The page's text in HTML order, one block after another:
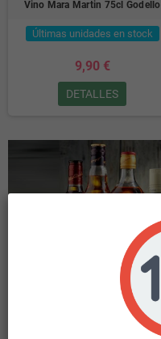
Vino Mara Martin 75cl Godello
Últimas unidades en stock
9,90 €
DETALLES